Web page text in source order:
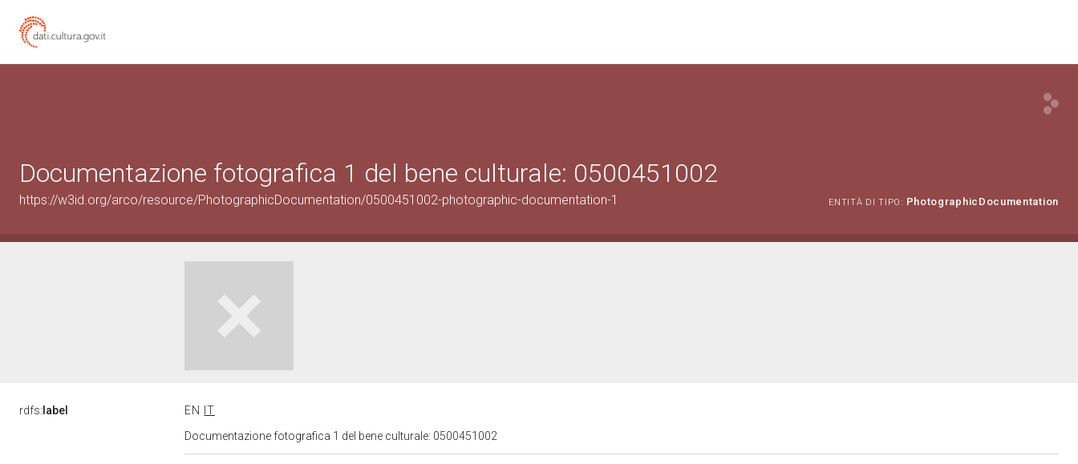
Documentazione fotografica 1 del bene culturale: 0500451002
https://w3id.org/arco/resource/PhotographicDocumentation/0500451002-photographic-documentation-1 ENTITÀ DI TIPO: PhotographicDocumentation
rdfs: label EN
IT
Documentazione fotografica 1 del bene culturale: 0500451002